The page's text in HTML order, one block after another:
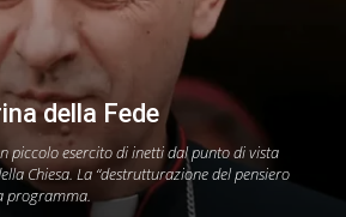
della Fede
piccolo esercito di inetti dal punto di vista
Chiesa. La “destrutturazione del pensiero
programma.